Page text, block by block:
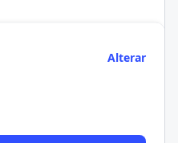
Alterar